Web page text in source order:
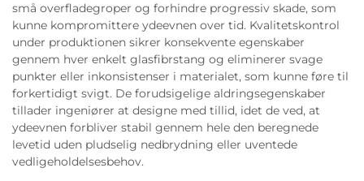
små overfladegroper og forhindre progressiv skade, som
kunne kompromittere ydeevnen over tid. Kvalitetskontrol
under produktionen sikrer konsekvente egenskaber
gennem hver enkelt glasfibrstang og eliminerer svage
punkter eller inkonsistenser i materialet, som kunne føre til
forkertidigt svigt. De forudsigelige aldringsegenskaber
tillader ingeniører at designe med tillid, idet de ved, at
ydeevnen forbliver stabil gennem hele den beregnede
levetid uden pludselig nedbrydning eller uventede
vedligeholdelsesbehov.